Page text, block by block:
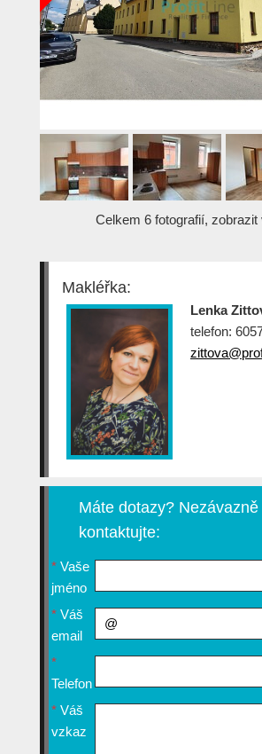
Celkem 6 fotografií,
Makléřka:
Lenka
telefon:
Máte dotazy? Nezávazně
kontaktujte:
* Vaše
jméno
* Váš
email
*
Telefon
* Váš
vzkaz